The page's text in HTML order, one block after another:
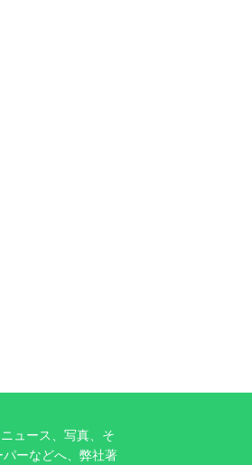
ュース、写真、そ
ーなどへ、弊社著